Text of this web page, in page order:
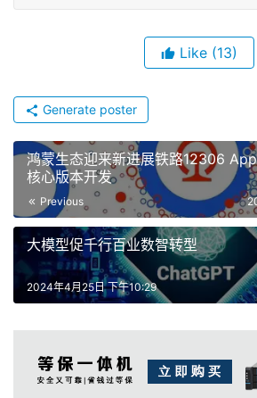
Like (13)
Generate poster
鸿蒙生态迎来新进展铁路12306
核心版本开发
Previous
大模型促千行百业数智转型
2024年4月25日 下午10:29